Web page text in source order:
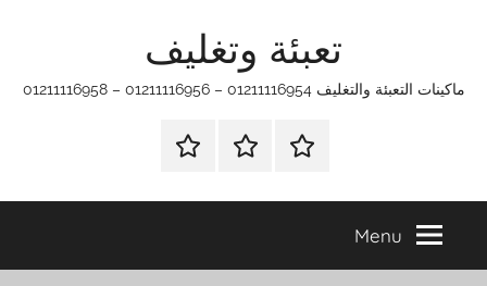
تعبئة وتغليف
ماكينات التعبئة والتغليف 01211116954 – 01211116956 – 01211116958
الرئيسيةماكينات
وتغليف
اتـصـل
في
التي
Menu